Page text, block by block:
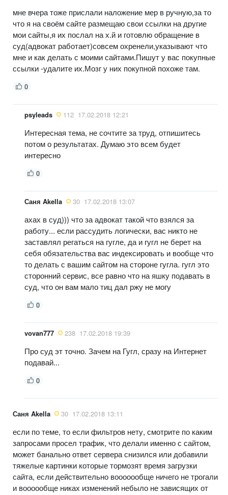
мне вчера тоже прислали наложение мер в ручную,за то
что я на своём сайте размещаю свои ссылки на другие
мои сайты,я их послал на х.й и готовлю обращение в
суд(адвокат работает)совсем охренели,указывают что
мне и как делать с моими сайтами.Пишут у вас покупные
ссылки -удалите их.Мозг у них покупной похоже там.
0
psyleads 112 17.02.2018 12:21
Интересная тема, не сочтите за труд, отпишитесь
потом о результатах. Думаю это всем будет
интересно
0
Саня Akella 30 17.02.2018 13:07
ахах в суд))) что за адвокат такой что взялся за
работу... если рассудить логически, вас никто не
заставлял регаться на гугле, да и гугл не берет на
себя обязательства вас индексировать и вообще что
то делать с вашим сайтом на стороне гугла. гугл это
сторонний сервис, все равно что на яшку подавать в
суд, что он вам мало тиц дал ржу не могу
0
vovan777 238 17.02.2018 19:39
Про суд эт точно. Зачем на Гугл, сразу на Интернет
подавай...
0
Саня Akella 30 17.02.2018 13:11
если по теме, то если фильтров нету, смотрите по каким
запросами просел трафик, что делали именно с сайтом,
может банально ответ сервера снизился или добавили
тяжелые картинки которые тормозят время загрузки
сайта, если действительно вооооообще ничего не трогали
и воооообще никах изменений небыло не зависящих от